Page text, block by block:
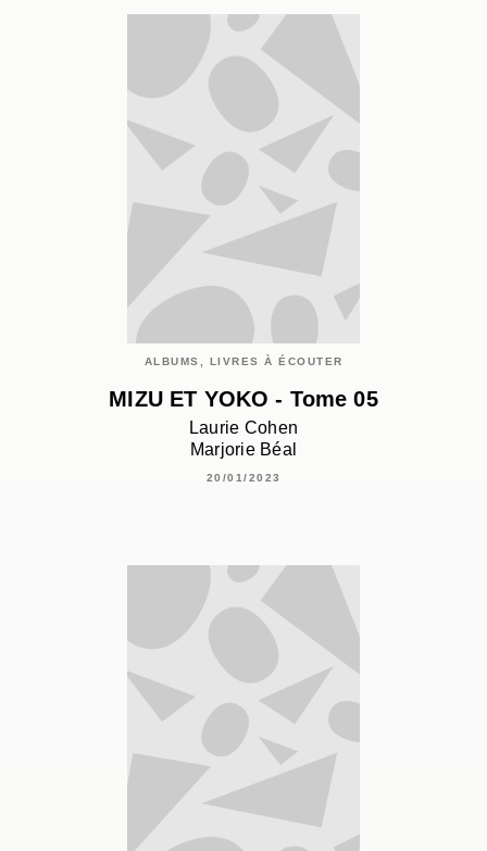
ALBUMS, LIVRES À ÉCOUTER
MIZU ET YOKO - Tome 05
Laurie Cohen
Marjorie Béal
20/01/2023